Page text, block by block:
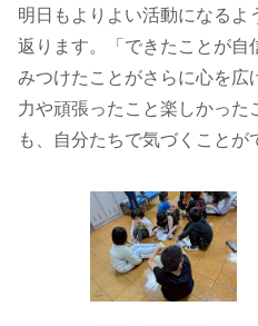
明日もよりよい活動になるよ
返ります。「できたことが自
みつけたことがさらに心を広
力や頑張ったこと楽しかった
も、自分たちで気づくことが